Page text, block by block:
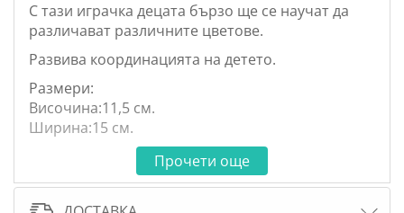
С тази играчка децата бързо ще се научат да
различават различните цветове.
Развива координацията на детето.
Размери:
Височина:11,5 см.
Ширина:15 см.
Прочети още